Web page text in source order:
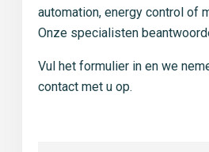
automation, energy control of
Onze specialisten
Vul het formulier in en we
contact met u op.